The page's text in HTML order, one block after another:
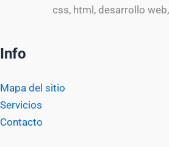
css, html, desarrollo
Info
Mapa del sitio
Servicios
Contacto